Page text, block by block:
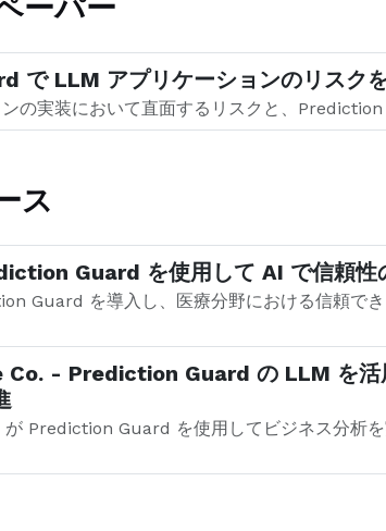
ーパー
で LLM アプリケーションのリスク
の実装において直面するリスクと、Prediction
ス
Guard を使用して AI で信頼性
Guard を導入し、医療分野における信頼で
- Prediction Guard の LLM を活
Prediction Guard を使用してビジネス分析